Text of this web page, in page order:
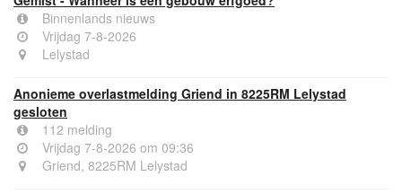
Binnenlands nieuws
Vrijdag 7-8-2026
Lelystad
Anonieme overlastmelding Griend in 8225RM Lelystad
gesloten
112 melding
Vrijdag 7-8-2026 om 09:36
Griend, 8225RM Lelystad